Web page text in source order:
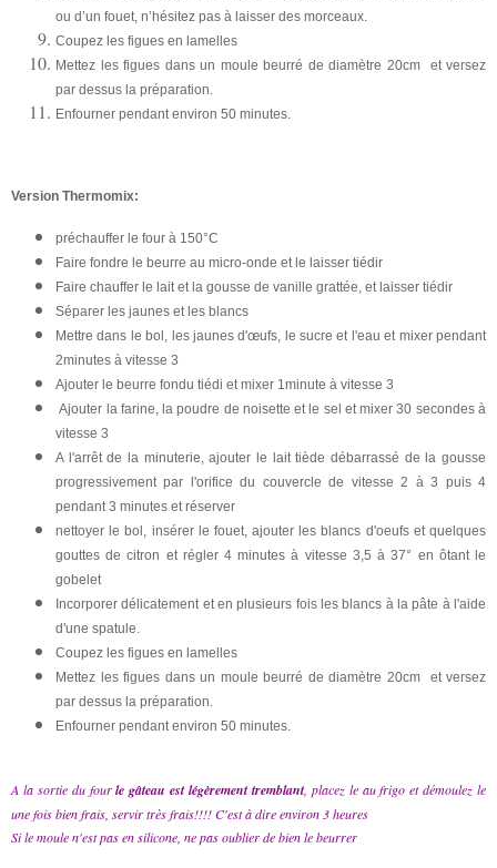
ou d’un fouet, n’hésitez pas à laisser des morceaux.
Coupez les figues en lamelles
Mettez les figues dans un moule beurré de diamètre 20cm et versez
par dessus la préparation.
Enfourner pendant environ 50 minutes.
Version Thermomix:
préchauffer le four à 150°C
Faire fondre le beurre au micro-onde et le laisser tiédir
Faire chauffer le lait et la gousse de vanille grattée, et laisser tiédir
Séparer les jaunes et les blancs
Mettre dans le bol, les jaunes d'œufs, le sucre et l'eau et mixer pendant
2minutes à vitesse 3
Ajouter le beurre fondu tiédi et mixer 1minute à vitesse 3
Ajouter la farine, la poudre de noisette et le sel et mixer 30 secondes à
vitesse 3
A l'arrêt de la minuterie, ajouter le lait tiède débarrassé de la gousse
progressivement par l'orifice du couvercle de vitesse 2 à 3 puis 4
pendant 3 minutes et réserver
nettoyer le bol, insérer le fouet, ajouter les blancs d'oeufs et quelques
gouttes de citron et régler 4 minutes à vitesse 3,5 à 37° en ôtant le
gobelet
Incorporer délicatement et en plusieurs fois les blancs à la pâte à l'aide
d'une spatule.
Coupez les figues en lamelles
Mettez les figues dans un moule beurré de diamètre 20cm et versez
par dessus la préparation.
Enfourner pendant environ 50 minutes.
A la sortie du fourle gâteau est légèrement tremblant, placez le au frigo et démoulez le
une fois bien frais, servir très frais!!!! C'est à dire environ 3 heures
Si le moule n'est pas en silicone, ne pas oublier de bien le beurrer